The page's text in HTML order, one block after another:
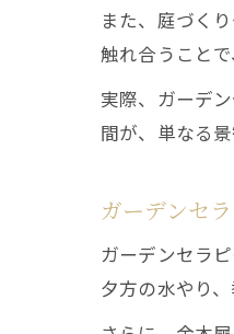
また、庭づく
触れ合うこと
実際、ガーデ
間が、単なる
ガーデンセ
ガーデンセラ
夕方の水やり